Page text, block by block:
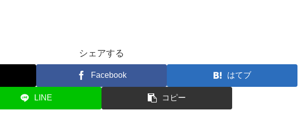
シェアする
Facebook はてブ
LINE コピー